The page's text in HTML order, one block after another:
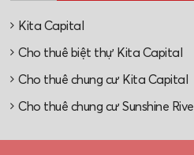
Kita Capital
Cho thuê biệt thự Kita Capital
Cho thuê chung cư Kita Capital
Cho thuê chung cư Sunshine